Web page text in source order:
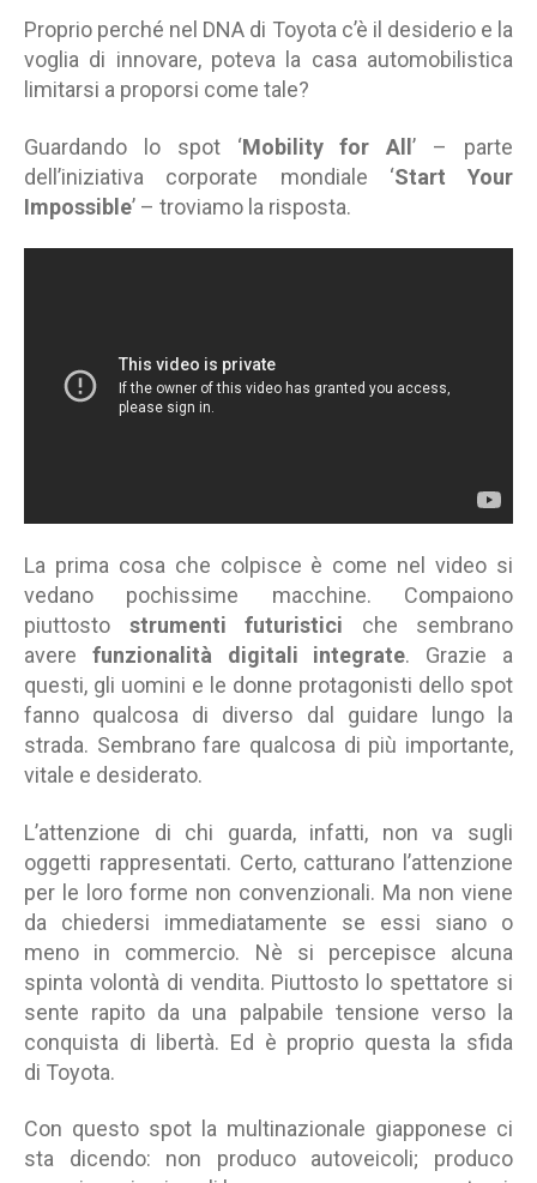
Proprio perché nel DNA di Toyota c’è il desiderio e la
voglia di innovare, poteva la casa automobilistica
limitarsi a proporsi come tale?
Guardando lo spot ‘Mobility for All’ – parte
dell’iniziativa corporate mondiale ‘Start Your
Impossible’ – troviamo la risposta.
La prima cosa che colpisce è come nel video si
vedano pochissime macchine. Compaiono
piuttosto strumenti futuristici che sembrano
avere funzionalità digitali integrate. Grazie a
questi, gli uomini e le donne protagonisti dello spot
fanno qualcosa di diverso dal guidare lungo la
strada. Sembrano fare qualcosa di più importante,
vitale e desiderato.
L’attenzione di chi guarda, infatti, non va sugli
oggetti rappresentati. Certo, catturano l’attenzione
per le loro forme non convenzionali. Ma non viene
da chiedersi immediatamente se essi siano o
meno in commercio. Nè si percepisce alcuna
spinta volontà di vendita. Piuttosto lo spettatore si
sente rapito da una palpabile tensione verso la
conquista di libertà. Ed è proprio questa la sfida
di Toyota.
Con questo spot la multinazionale giapponese ci
sta dicendo: non produco autoveicoli; produco